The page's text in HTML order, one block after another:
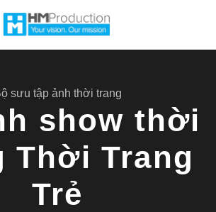
sưu tập ảnh thời trang
show thời
Thời Trang
Trẻ